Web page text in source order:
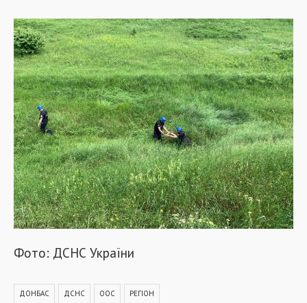
Фото: ДСНС України
ДОНБАС ДСНС ООС РЕГІОН